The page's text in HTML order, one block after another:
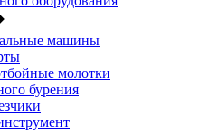
машины
молотки
бурения